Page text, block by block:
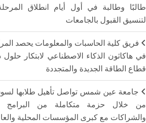
طالبًا وطالبة في أول أيام انطلاق
لتنسيق القبول بالجامعات
فريق كلية الحاسبات والمعلومات يحصد
في هاكاثون الذكاء الاصطناعي لابتكار
قطاع الطاقة الجديدة والمتجددة
جامعة عين شمس تواصل تأهيل طلابها
من خلال حزمة متكاملة من البرامج
والشراكات مع كبرى المؤسسات المحلية